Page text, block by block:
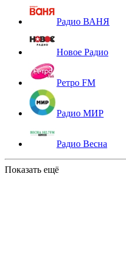
Радио ВАНЯ
Новое Радио
Ретро FM
Радио МИР
Радио Весна
Показать ещё